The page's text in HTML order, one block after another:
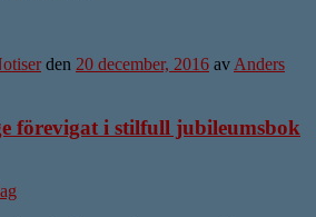
den 20 december, 2016 avAnders
förevigat i stilfull jubileumsbok